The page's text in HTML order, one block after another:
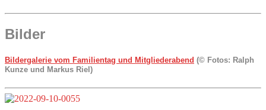
Bilder
Bildergalerie vom Familientag und Mitgliederabend (© Fotos: Ralph
Kunze und Markus Riel)